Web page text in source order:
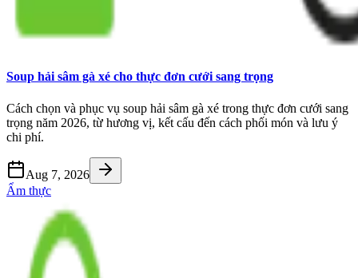
Soup hải sâm gà xé cho thực đơn cưới sang trọng
Cách chọn và phục vụ soup hải sâm gà xé trong thực đơn cưới sang
trọng năm 2026, từ hương vị, kết cấu đến cách phối món và lưu ý
chi phí.
Aug 7, 2026
Ẩm thực